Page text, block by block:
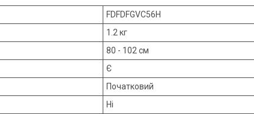
FDFDFGVC56H
1.2 кг
80 - 102 см
Є
Початковий
Ні